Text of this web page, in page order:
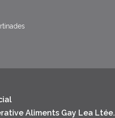
Aliments Gay Lea Ltée.